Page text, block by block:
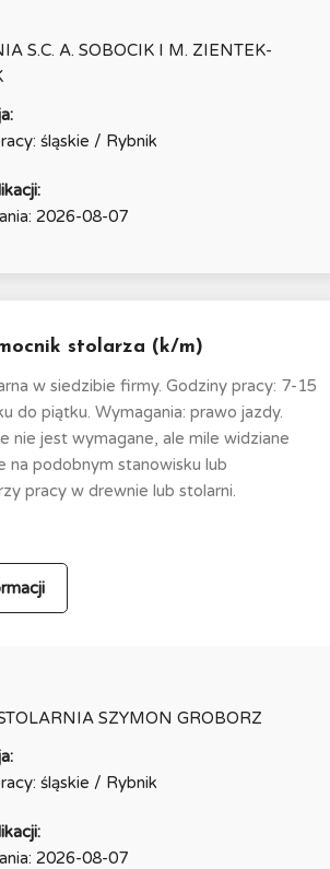
S.C. A. SOBOCIK I M. ZIENTEK-
śląskie / Rybnik
2026-08-07
stolarza (k/m)
w siedzibie firmy. Godziny pracy: 7-15
do piątku. Wymagania: prawo jazdy.
nie jest wymagane, ale mile widziane
na podobnym stanowisku lub
pracy w drewnie lub stolarni.
SZYMON GROBORZ
śląskie / Rybnik
2026-08-07